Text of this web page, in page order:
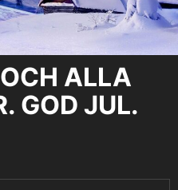
ALLA
GOD JUL.